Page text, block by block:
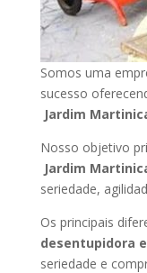
Somos uma
sucesso
Jardim
Nosso objetivo
Jardim
seriedade,
Os principais
desentupidora
seriedade e